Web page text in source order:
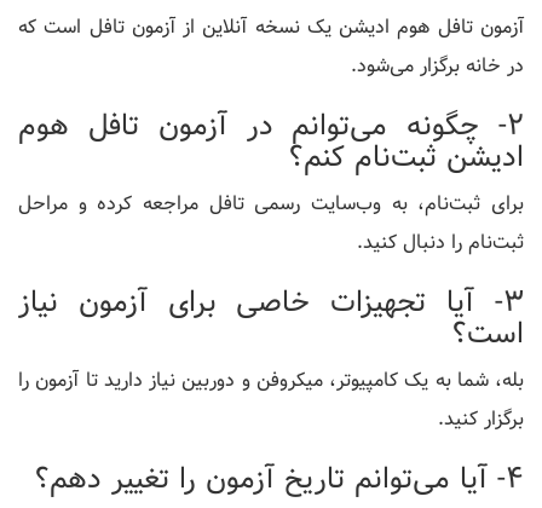
آزمون تافل هوم ادیشن یک نسخه آنلاین از آزمون تافل است که
در خانه برگزار می‌شود.
2- چگونه می‌توانم در آزمون تافل هوم
ادیشن ثبت‌نام کنم؟
برای ثبت‌نام، به وب‌سایت رسمی تافل مراجعه کرده و مراحل
ثبت‌نام را دنبال کنید.
3- آیا تجهیزات خاصی برای آزمون نیاز
است؟
بله، شما به یک کامپیوتر، میکروفن و دوربین نیاز دارید تا آزمون را
برگزار کنید.
4- آیا می‌توانم تاریخ آزمون را تغییر دهم؟